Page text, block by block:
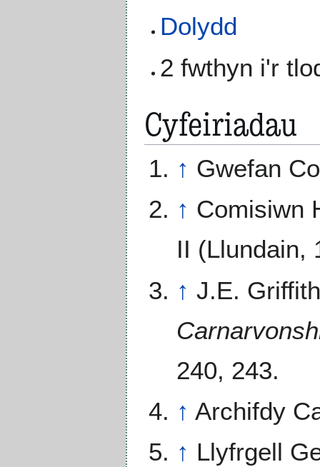
Dolydd
2 fwthyn i'r
Cyfeiriadau
↑ Gwefan
↑ Comisiwn
II (Llundain,
↑ J.E.
240, 243.
↑ Archifdy
↑ Llyfrgell